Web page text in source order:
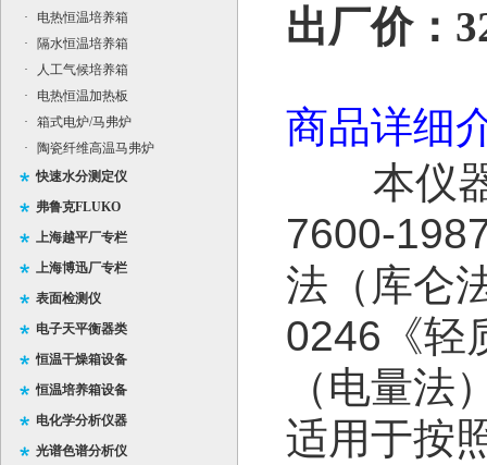
·
电热恒温培养箱
·
隔水恒温培养箱
·
人工气候培养箱
·
电热恒温加热板
·
箱式电炉/马弗炉
·
陶瓷纤维高温马弗炉
快速水分测定仪
弗鲁克FLUKO
上海越平厂专栏
上海博迅厂专栏
表面检测仪
电子天平衡器类
恒温干燥箱设备
恒温培养箱设备
电化学分析仪器
光谱色谱分析仪
出厂价：
商品详细
本仪
7600-
法（库仑
0246《轻
（电量法
适用于按